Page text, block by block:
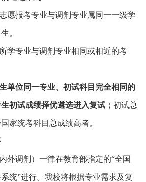
愿报考专业与调剂专业属同一一级学
。
学专业与调剂专业相同或相近的考
单位同一专业、初试科目完全相同的
初试成绩择优遴选进入复试； 初试总
家统考科目总成绩高者。
外调剂）一律在教育部指定的“全国
统”进行。我校将根据专业需求及复